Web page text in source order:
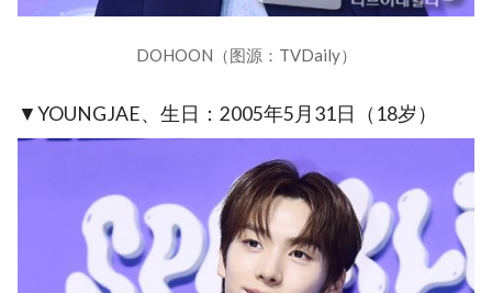
DOHOON（图源：TVDaily）
▼YOUNGJAE、生日：2005年5月31日（18岁）